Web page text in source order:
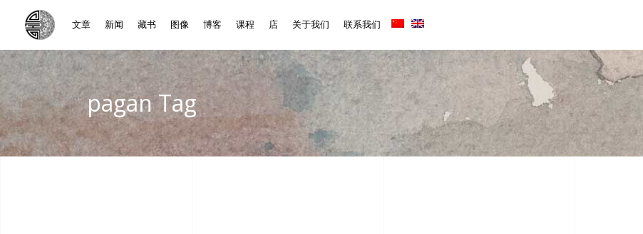
文章 新闻 藏书 图像 博客 课程 店 关于我们 联系我们
pagan Tag